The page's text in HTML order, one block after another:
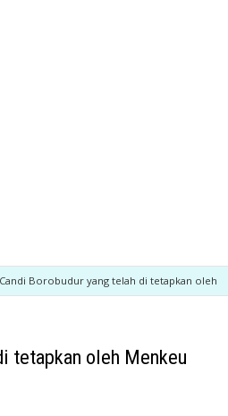
Borobudur yang telah di tetapkan oleh
tetapkan oleh Menkeu